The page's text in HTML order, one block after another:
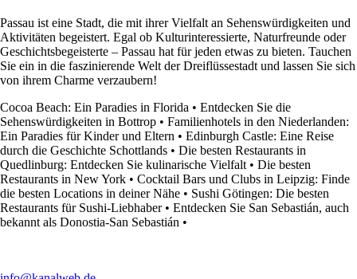
Passau ist eine Stadt, die mit ihrer Vielfalt an Sehenswürdigkeiten und
Aktivitäten begeistert. Egal ob Kulturinteressierte, Naturfreunde oder
Geschichtsbegeisterte – Passau hat für jeden etwas zu bieten. Tauchen
Sie ein in die faszinierende Welt der Dreiflüssestadt und lassen Sie sich
von ihrem Charme verzaubern!
Cocoa Beach: Ein Paradies in Florida • Entdecken Sie die
Sehenswürdigkeiten in Bottrop • Familienhotels in den Niederlanden:
Ein Paradies für Kinder und Eltern • Edinburgh Castle: Eine Reise
durch die Geschichte Schottlands • Die besten Restaurants in
Quedlinburg: Entdecken Sie kulinarische Vielfalt • Die besten
Restaurants in New York • Cocktail Bars und Clubs in Leipzig: Finde
die besten Locations in deiner Nähe • Sushi Götingen: Die besten
Restaurants für Sushi-Liebhaber• Entdecken Sie San Sebastián, auch
bekannt als Donostia-San Sebastián •